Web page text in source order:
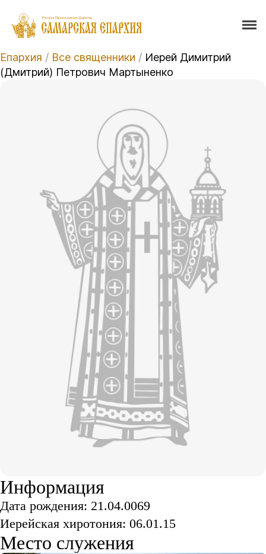
Епархия / Все священники / Иерей Димитрий
(Дмитрий) Петрович Мартыненко
Информация
Дата рождения: 21.04.0069
Иерейская хиротония: 06.01.15
Место служения